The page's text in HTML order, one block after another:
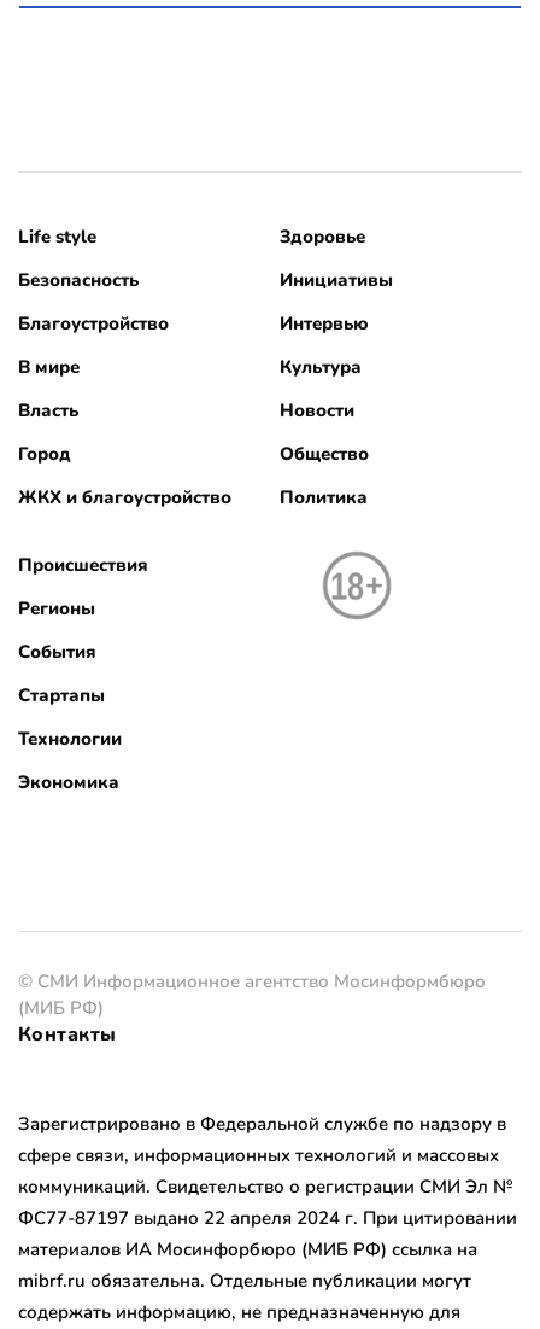
Life style
Безопасность
Благоустройство
В мире
Власть
Город
ЖКХ и благоустройство
Здоровье
Инициативы
Интервью
Культура
Новости
Общество
Политика
Происшествия
Регионы
События
Стартапы
Технологии
Экономика
© СМИ Информационное агентство Мосинформбюро
(МИБ РФ)
Контакты
Зарегистрировано в Федеральной службе по надзору в
сфере связи, информационных технологий и массовых
коммуникаций. Свидетельство о регистрации СМИ Эл №
ФС77-87197 выдано 22 апреля 2024 г. При цитировании
материалов ИА Мосинфорбюро (МИБ РФ) ссылка на
mibrf.ru обязательна. Отдельные публикации могут
содержать информацию, не предназначенную для